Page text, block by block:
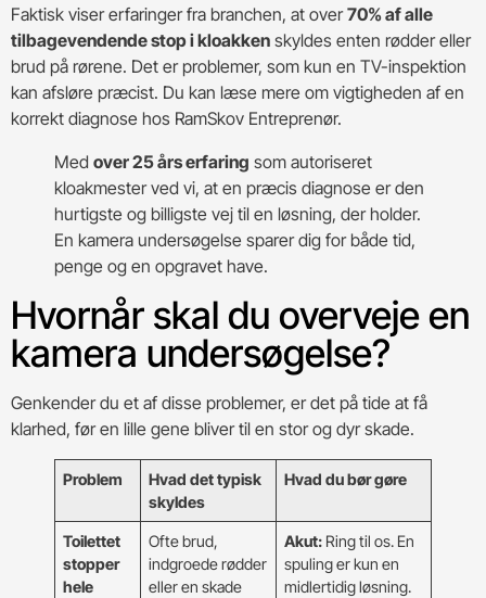
Faktisk viser erfaringer fra branchen, at over70% af alle
tilbagevendende stop i kloakken skyldes enten rødder eller
brud på rørene. Det er problemer, som kun en TV-inspektion
kan afsløre præcist. Du kan læse mere om vigtigheden af en
korrekt diagnose hos RamSkov Entreprenør.
Med over 25 års erfaring som autoriseret
kloakmester ved vi, at en præcis diagnose er den
hurtigste og billigste vej til en løsning, der holder.
En kamera undersøgelse sparer dig for både tid,
penge og en opgravet have.
Hvornår skal du overveje en
kamera undersøgelse?
Genkender du et af disse problemer, er det på tide at få
klarhed, før en lille gene bliver til en stor og dyr skade.
Problem
Hvad det typisk
skyldes
Hvad du bør gøre
Toilettet
stopper
hele
Ofte brud,
indgroede rødder
eller en skade
Akut: Ring til os. En
spuling er kun en
midlertidig løsning.